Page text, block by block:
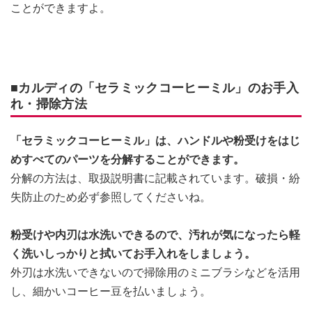
ことができますよ。
■カルディの「セラミックコーヒーミル」のお手入
れ・掃除方法
「セラミックコーヒーミル」は、ハンドルや粉受けをはじ
めすべてのパーツを分解することができます。
分解の方法は、取扱説明書に記載されています。破損・紛
失防止のため必ず参照してくださいね。
粉受けや内刃は水洗いできるので、汚れが気になったら軽
く洗いしっかりと拭いてお手入れをしましょう。
外刃は水洗いできないので掃除用のミニブラシなどを活用
し、細かいコーヒー豆を払いましょう。